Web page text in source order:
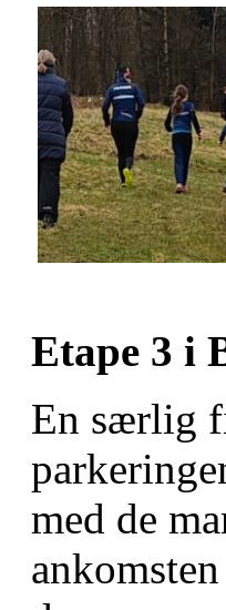
Etape 3 i
En særlig
med de